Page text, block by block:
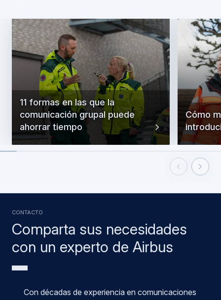
11 formas en las que la
comunicación grupal puede
ahorrar tiempo
Cómo
PreviousNext
Comparta sus necesidades
con un experto de Airbus
CONTACTO
Con décadas de experiencia en comunicaciones